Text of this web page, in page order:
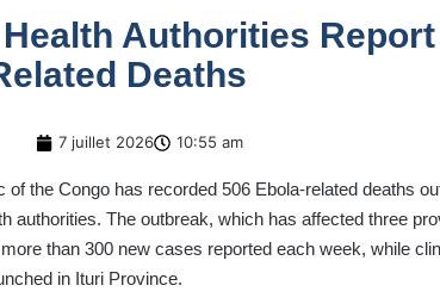
Authorities
Deaths
7 juillet 2026 10:55 am
of the Congo has recorded 506 Ebola-related deaths
authorities. The outbreak, which has affected three
than 300 new cases reported each week, while
in Ituri Province.